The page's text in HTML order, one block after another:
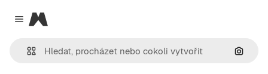
Close menu
Magnific
Hledat